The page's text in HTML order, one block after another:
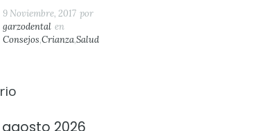
9 Noviembre, 2017 por
garzodental en
Consejos,Crianza,Salud